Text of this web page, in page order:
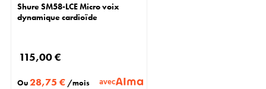
Shure SM58-LCE Micro voix
dynamique cardioïde
115,00 €
Ou28,75 € /mois avec